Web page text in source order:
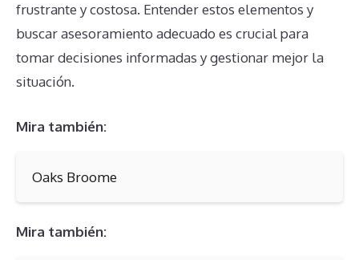
frustrante y costosa. Entender estos elementos y
buscar asesoramiento adecuado es crucial para
tomar decisiones informadas y gestionar mejor la
situación.
Mira también:
Oaks Broome
Mira también: